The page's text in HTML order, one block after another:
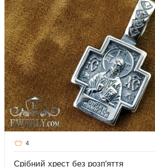
4
Срібний хрест без розп'яття